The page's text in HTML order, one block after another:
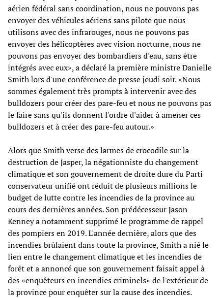
aérien fédéral sans coordination, nous ne pouvons pas
envoyer des véhicules aériens sans pilote que nous
utilisons avec des infrarouges, nous ne pouvons pas
envoyer des hélicoptères avec vision nocturne, nous ne
pouvons pas envoyer des bombardiers d'eau, sans être
intégrés avec eux», a déclaré la première ministre Danielle
Smith lors d'une conférence de presse jeudi soir. «Nous
sommes également très prompts à intervenir avec des
bulldozers pour créer des pare-feu et nous ne pouvons pas
le faire sans qu'ils donnent l'ordre d'aider à amener ces
bulldozers et à créer des pare-feu autour.»
Alors que Smith verse des larmes de crocodile sur la
destruction de Jasper, la négationniste du changement
climatique et son gouvernement de droite dure du Parti
conservateur unifié ont réduit de plusieurs millions le
budget de lutte contre les incendies de la province au
cours des dernières années. Son prédécesseur Jason
Kenney a notamment supprimé le programme de rappel
des pompiers en 2019. L'année dernière, alors que des
incendies brûlaient dans toute la province, Smith a nié le
lien entre le changement climatique et les incendies de
forêt et a annoncé que son gouvernement faisait appel à
des «enquêteurs en incendies criminels» de l'extérieur de
la province pour enquêter sur la cause des incendies.